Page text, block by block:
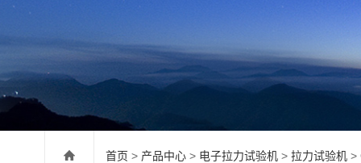
首页 > 产品中心 > 电子拉力试验机 > 拉力试验机 >